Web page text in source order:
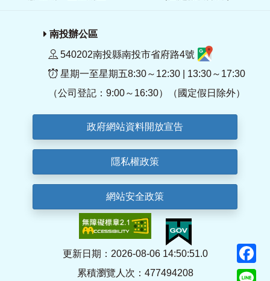
南投辦公區
540202南投縣南投市省府路4號
星期一至星期五8:30～12:30 | 13:30～17:30
（公司登記：9:00～16:30）（國定假日除外）
政府網站資料開放宣告
隱私權政策
網站安全政策
更新日期：2026-08-06 14:50:51.0
累積瀏覽人次：477494208